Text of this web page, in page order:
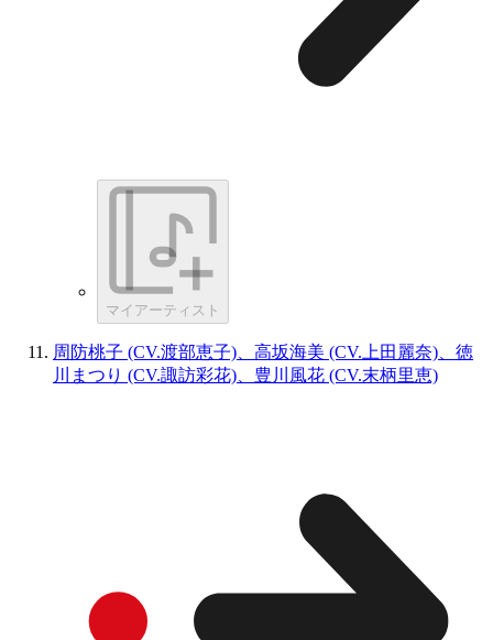
マイアーティスト
周防桃子 (CV.渡部恵子)、高坂海美 (CV.上田麗奈)、徳
川まつり (CV.諏訪彩花)、豊川風花 (CV.末柄里恵)